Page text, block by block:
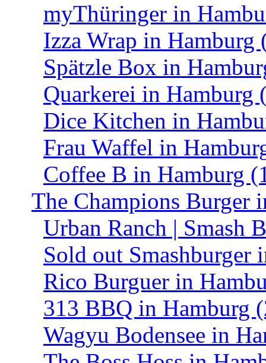
myThüringer in
Izza Wrap in Hamburg
Spätzle Box in
Quarkerei in Hamburg
Dice Kitchen in
Frau Waffel in
Coffee B in Hamburg
The Champions Burger
Urban Ranch | Smash
Sold out Smashburger
Rico Burguer in
313 BBQ in Hamburg
Wagyu Bodensee in